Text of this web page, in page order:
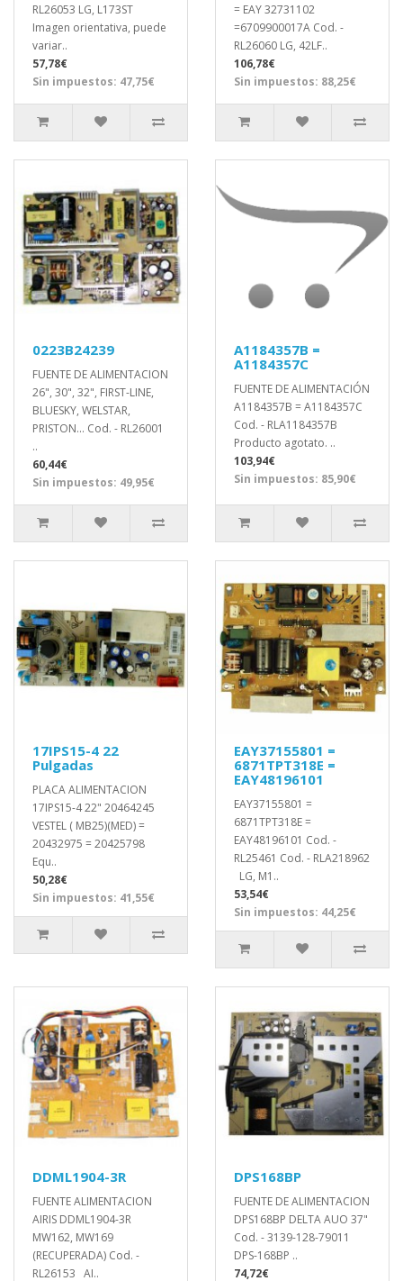
RL26053 LG, L173ST
Imagen orientativa, puede
variar..
57,78€
Sin impuestos: 47,75€
= EAY 32731102
=6709900017A Cod. -
RL26060 LG, 42LF..
106,78€
Sin impuestos: 88,25€
0223B24239
FUENTE DE ALIMENTACION
26", 30", 32", FIRST-LINE,
BLUESKY, WELSTAR,
PRISTON... Cod. - RL26001
..
60,44€
Sin impuestos: 49,95€
A1184357B =
A1184357C
FUENTE DE ALIMENTACIÓN
A1184357B = A1184357C
Cod. - RLA1184357B
Producto agotato. ..
103,94€
Sin impuestos: 85,90€
17IPS15-4 22
Pulgadas
PLACA ALIMENTACION
17IPS15-4 22" 20464245
VESTEL ( MB25)(MED) =
20432975 = 20425798
Equ..
50,28€
Sin impuestos: 41,55€
EAY37155801 =
6871TPT318E =
EAY48196101
EAY37155801 =
6871TPT318E =
EAY48196101 Cod. -
RL25461 Cod. - RLA218962
LG, M1..
53,54€
Sin impuestos: 44,25€
DDML1904-3R
FUENTE ALIMENTACION
AIRIS DDML1904-3R
MW162, MW169
(RECUPERADA) Cod. -
RL26153 AI..
DPS168BP
FUENTE DE ALIMENTACION
DPS168BP DELTA AUO 37"
Cod. - 3139-128-79011
DPS-168BP ..
74,72€